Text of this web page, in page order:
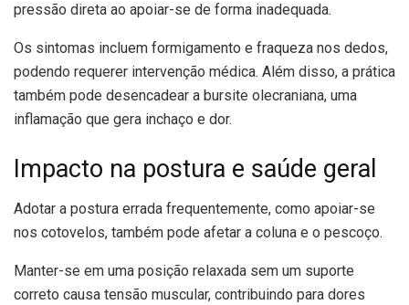
pressão direta ao apoiar-se de forma inadequada.
Os sintomas incluem formigamento e fraqueza nos dedos,
podendo requerer intervenção médica. Além disso, a prática
também pode desencadear a bursite olecraniana, uma
inflamação que gera inchaço e dor.
Impacto na postura e saúde geral
Adotar a postura errada frequentemente, como apoiar-se
nos cotovelos, também pode afetar a coluna e o pescoço.
Manter-se em uma posição relaxada sem um suporte
correto causa tensão muscular, contribuindo para dores